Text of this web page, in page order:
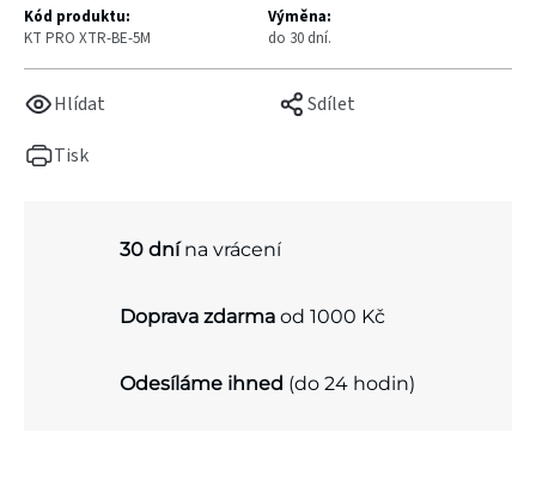
Tisk
Hlídat Sdílet
Kód produktu:
KT PRO XTR-BE-5M
Výměna:
do 30 dní.
30 dnína vrácení
Doprava zdarma od 1000 Kč
Odesíláme ihned (do 24 hodin)